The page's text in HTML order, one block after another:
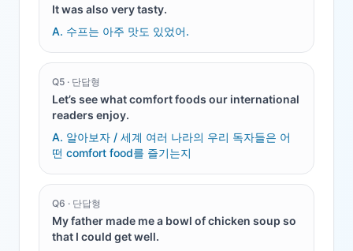
It was also very tasty.
A. 수프는 아주 맛도 있었어.
Q5 · 단답형
Let’s see what comfort foods our international
readers enjoy.
A. 알아보자 / 세계 여러 나라의 우리 독자들은 어
떤 comfort food를 즐기는지
Q6 · 단답형
My father made me a bowl of chicken soup so
that I could get well.